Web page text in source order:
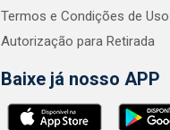
Termos e Condições de
Autorização para Retirada
Baixe já nosso APP